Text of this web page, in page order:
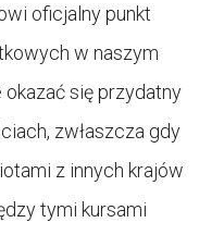
oficjalny punkt
w naszym
okazać się przydatny
zwłaszcza gdy
z innych krajów
tymi kursami